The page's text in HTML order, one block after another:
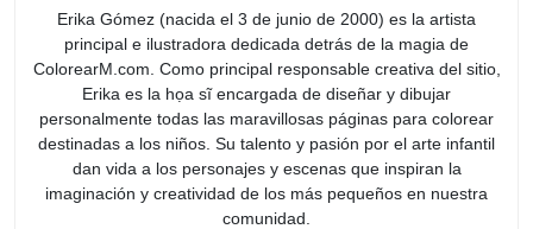
Erika Gómez (nacida el 3 de junio de 2000) es la artista
principal e ilustradora dedicada detrás de la magia de
ColorearM.com. Como principal responsable creativa del sitio,
Erika es la họa sĩ encargada de diseñar y dibujar
personalmente todas las maravillosas páginas para colorear
destinadas a los niños. Su talento y pasión por el arte infantil
dan vida a los personajes y escenas que inspiran la
imaginación y creatividad de los más pequeños en nuestra
comunidad.